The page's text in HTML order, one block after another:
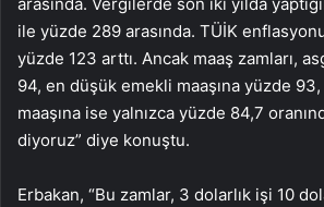
arasında. Vergilerde son iki yılda
ile yüzde 289 arasında. TÜİK
yüzde 123 arttı. Ancak maaş zamları,
94, en düşük emekli maaşına yüzde
maaşına ise yalnızca yüzde 84,7
diyoruz” diye konuştu.
Erbakan, “Bu zamlar, 3 dolarlık işi 10